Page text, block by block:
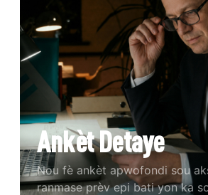
Ankèt Detaye
Nou fè ankèt apwofondi sou
ranmase prèv epi bati yon ka